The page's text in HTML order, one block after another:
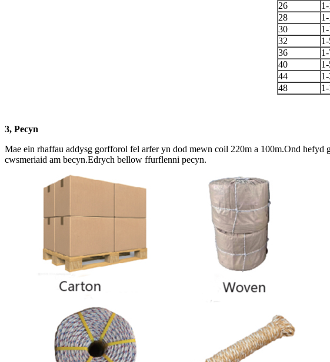
26
28
30
32
36
40
44
48
3, Pecyn
Mae ein rhaffau addysg gorfforol fel arfer yn dod mewn coil 220m a 100m.Ond
cwsmeriaid am becyn.Edrych bellow ffurflenni pecyn.